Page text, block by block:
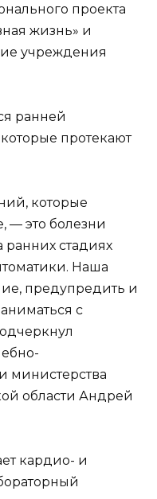
проекта
жизнь» и
учреждения
ранней
протекают
которые
— это болезни
ранних стадиях
Наша
предупредить и
с
министерства
области Андрей
кардио- и